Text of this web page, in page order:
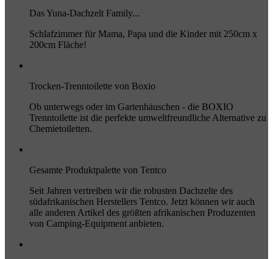
Das Yuna-Dachzelt Family...
Schlafzimmer für Mama, Papa und die Kinder mit 250cm x
200cm Fläche!
Trocken-Trenntoilette von Boxio
Ob unterwegs oder im Gartenhäuschen - die BOXIO
Trenntoilette ist die perfekte umweltfreundliche Alternative zu
Chemietoiletten.
Gesamte Produktpalette von Tentco
Seit Jahren vertreiben wir die robusten Dachzelte des
südafrikanischen Herstellers Tentco. Jetzt können wir auch
alle anderen Artikel des größten afrikanischen Produzenten
von Camping-Equipment anbieten.